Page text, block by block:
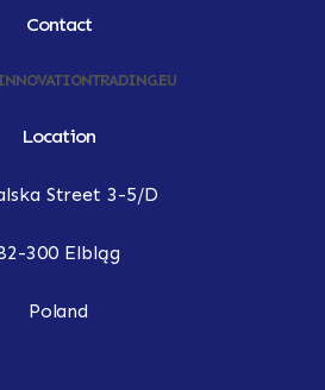
Contact
Location
Street 3-5/D
300 Elbląg
Poland